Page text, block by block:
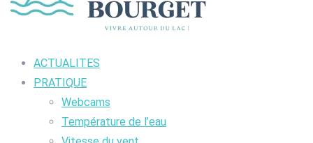
ACTUALITES
PRATIQUE
Webcams
Température de l’eau